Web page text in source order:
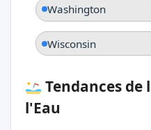
Washington
Wisconsin
Tendances de
l'Eau